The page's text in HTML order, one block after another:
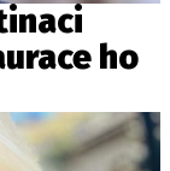
ho